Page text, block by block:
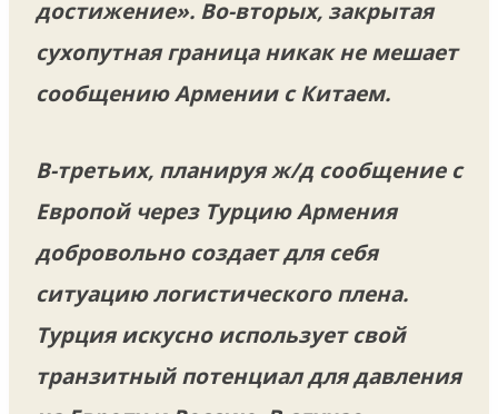
достижение». Во-вторых, закрытая
сухопутная граница никак не мешает
сообщению Армении с Китаем.
В-третьих, планируя ж/д сообщение с
Европой через Турцию Армения
добровольно создает для себя
ситуацию логистического плена.
Турция искусно использует свой
транзитный потенциал для давления